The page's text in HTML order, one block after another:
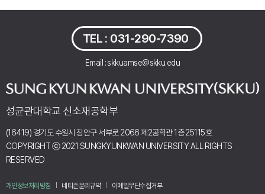
TEL : 031-290-7390
Email : skkuamse@skku.edu
성균관대학교 신소재공학부
(16419) 경기도 수원시 장안구 서부로 2066 제2공학관 1층 25115호
COPYRIGHT ⓒ 2021 SUNGKYUNKWAN UNIVERSITY ALL RIGHTS
RESERVED
개인정보처리방침 네티즌윤리규약 이메일무단수집거부